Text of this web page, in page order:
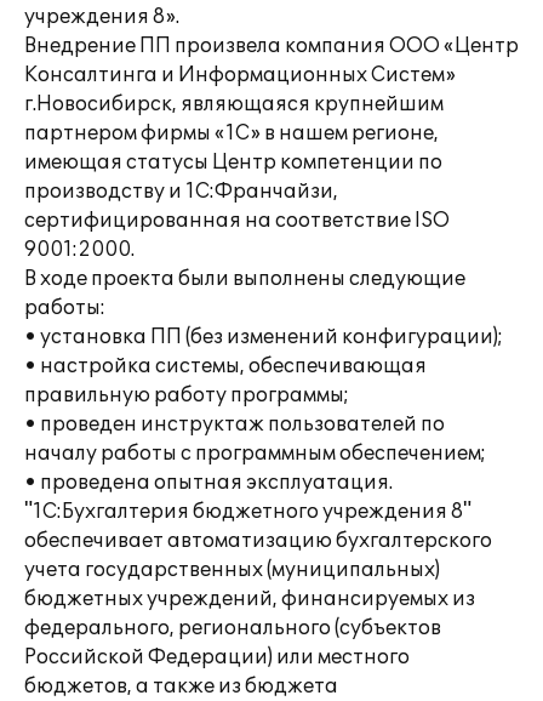
учреждения 8».
Внедрение ПП произвела компания ООО «Центр
Консалтинга и Информационных Систем»
г.Новосибирск, являющаяся крупнейшим
партнером фирмы «1С» в нашем регионе,
имеющая статусы Центр компетенции по
производству и 1С:Франчайзи,
сертифицированная на соответствие ISO
9001:2000.
В ходе проекта были выполнены следующие
работы:
• установка ПП (без изменений конфигурации);
• настройка системы, обеспечивающая
правильную работу программы;
• проведен инструктаж пользователей по
началу работы с программным обеспечением;
• проведена опытная эксплуатация.
"1С:Бухгалтерия бюджетного учреждения 8"
обеспечивает автоматизацию бухгалтерского
учета государственных (муниципальных)
бюджетных учреждений, финансируемых из
федерального, регионального (субъектов
Российской Федерации) или местного
бюджетов, а также из бюджета